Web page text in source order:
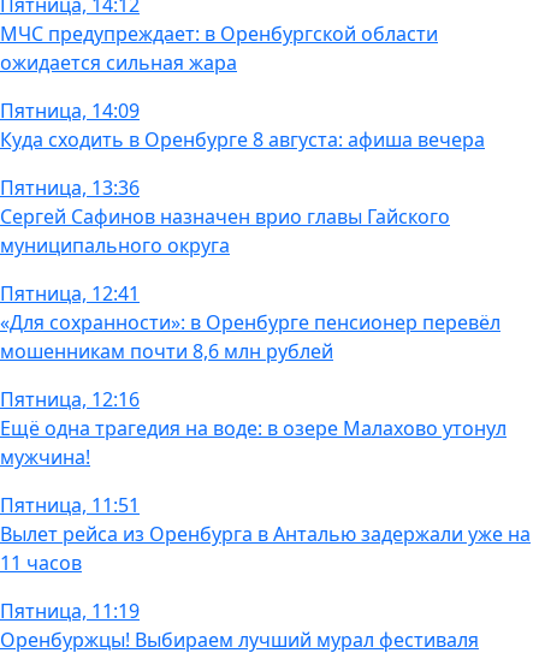
МЧС предупреждает: в Оренбургской области
ожидается сильная жара
Пятница, 14:09
Куда сходить в Оренбурге 8 августа: афиша вечера
Пятница, 13:36
Сергей Сафинов назначен врио главы Гайского
муниципального округа
Пятница, 12:41
«Для сохранности»: в Оренбурге пенсионер перевёл
мошенникам почти 8,6 млн рублей
Пятница, 12:16
Ещё одна трагедия на воде: в озере Малахово утонул
мужчина!
Пятница, 11:51
Вылет рейса из Оренбурга в Анталью задержали уже на
11 часов
Пятница, 11:19
Оренбуржцы! Выбираем лучший мурал фестиваля